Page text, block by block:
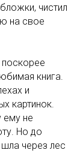
чистил
на свое
книга.
и
картинок.
ему не
Но до
через лес